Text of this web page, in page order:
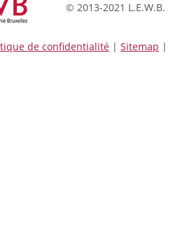
© 2013-2021 L.E.W.B.
de confidentialité | Sitemap |